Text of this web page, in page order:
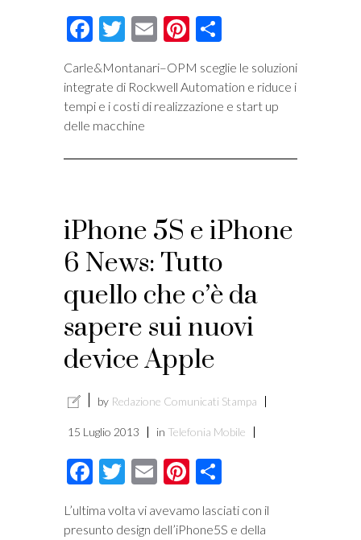
Facebook
Twitter
EmailPinterest
Carle&Montanari–OPM sceglie le soluzioni
integrate di Rockwell Automation e riduce i
tempi e i costi di realizzazione e start up
delle macchine
iPhone 5S e iPhone
6 News: Tutto
quello che c’è da
sapere sui nuovi
device Apple
by Redazione Comunicati Stampa
15 Luglio 2013 in Telefonia Mobile
Facebook
Twitter
EmailPinterest
L’ultima volta vi avevamo lasciati con il
presunto design dell’iPhone5S e della